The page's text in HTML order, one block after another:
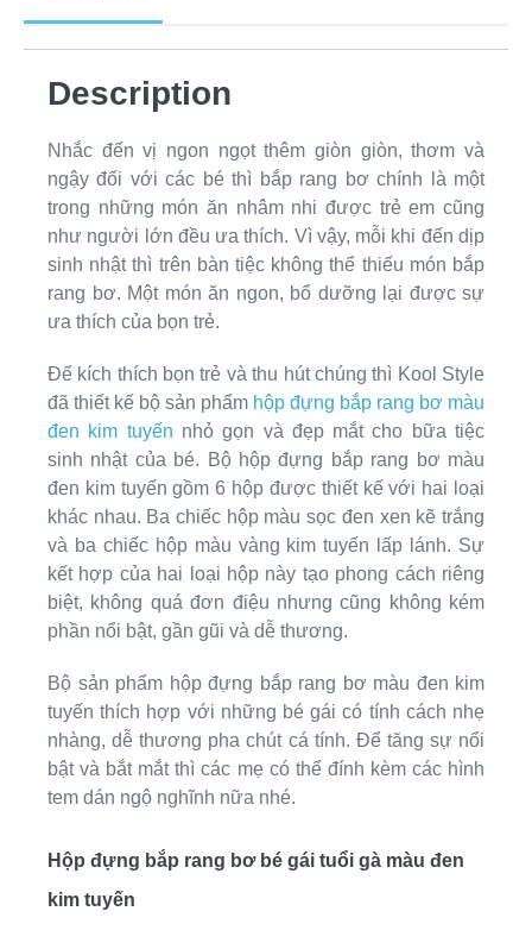
Description
Nhắc đến vị ngon ngọt thêm giòn giòn, thơm và
ngậy đối với các bé thì bắp rang bơ chính là một
trong những món ăn nhâm nhi được trẻ em cũng
như người lớn đều ưa thích. Vì vậy, mỗi khi đến dịp
sinh nhật thì trên bàn tiệc không thể thiếu món bắp
rang bơ. Một món ăn ngon, bổ dưỡng lại được sự
ưa thích của bọn trẻ.
Để kích thích bọn trẻ và thu hút chúng thì Kool Style
đã thiết kế bộ sản phẩm hộp đựng bắp rang bơ màu
đen kim tuyến nhỏ gọn và đẹp mắt cho bữa tiệc
sinh nhật của bé. Bộ hộp đựng bắp rang bơ màu
đen kim tuyến gồm 6 hộp được thiết kế với hai loại
khác nhau. Ba chiếc hộp màu sọc đen xen kẽ trắng
và ba chiếc hộp màu vàng kim tuyến lấp lánh. Sự
kết hợp của hai loại hộp này tạo phong cách riêng
biệt, không quá đơn điệu nhưng cũng không kém
phần nổi bật, gần gũi và dễ thương.
Bộ sản phẩm hộp đựng bắp rang bơ màu đen kim
tuyến thích hợp với những bé gái có tính cách nhẹ
nhàng, dễ thương pha chút cá tính. Để tăng sự nổi
bật và bắt mắt thì các mẹ có thể đính kèm các hình
tem dán ngộ nghĩnh nữa nhé.
Hộp đựng bắp rang bơ bé gái tuổi gà màu đen
kim tuyến